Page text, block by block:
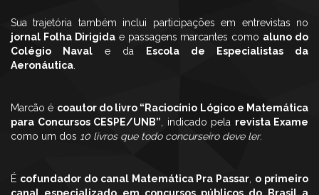
Sua trajetória também inclui participações em entrevistas no
jornal Folha Dirigidae passagens marcantes como aluno do
Colégio Naval e da
Escola de Especialistas da
Aeronáutica
Marcão é coautor do livro “Raciocínio Lógico e Matemática
para Concursos CESPE/UNB” , indicado pela revista Exame
como um dos 10 livros que todo concurseiro deve ler.
É cofundador do canal Matemática Pra Passar o primeiro